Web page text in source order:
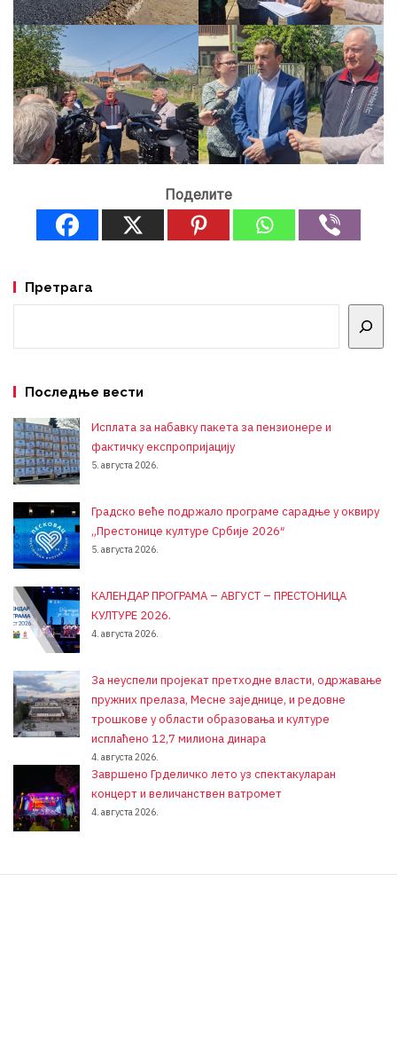
Поделите
Претрага
Последње вести
Исплата за набавку пакета за пензионере и
фактичку експропријацију
5. августа 2026.
Градско веће подржало програме сарадње у оквиру
„Престонице културе Србије 2026″
5. августа 2026.
КАЛЕНДАР ПРОГРАМА – АВГУСТ – ПРЕСТОНИЦА
КУЛТУРЕ 2026.
4. августа 2026.
За неуспели пројекат претходне власти, одржавање
пружних прелаза, Месне заједнице, и редовне
трошкове у области образовања и културе
исплаћено 12,7 милиона динара
4. августа 2026.
Завршено Грделичко лето уз спектакуларан
концерт и величанствен ватромет
4. августа 2026.